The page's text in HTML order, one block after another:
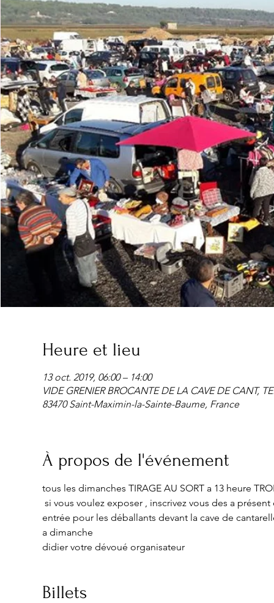
Heure et lieu
13 oct. 2019, 06:00 – 14:00
VIDE GRENIER BROCANTE DE LA CAVE DE CANT,
83470 Saint-Maximin-la-Sainte-Baume, France
À propos de l'événement
tous les dimanches TIRAGE AU SORT a 13 heure
si vous voulez exposer , inscrivez vous des a
entrée pour les déballants devant la cave de
a dimanche
didier votre dévoué organisateur
Billets